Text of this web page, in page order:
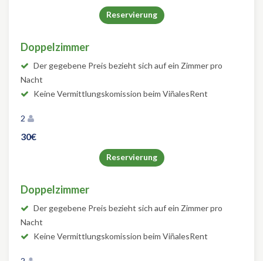
Reservierung
Doppelzimmer
Der gegebene Preis bezieht sich auf ein Zimmer pro
Nacht
Keine Vermittlungskomission beim ViñalesRent
2
30€
Reservierung
Doppelzimmer
Der gegebene Preis bezieht sich auf ein Zimmer pro
Nacht
Keine Vermittlungskomission beim ViñalesRent